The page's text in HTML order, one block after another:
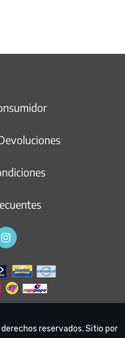
reservados. Sitio por